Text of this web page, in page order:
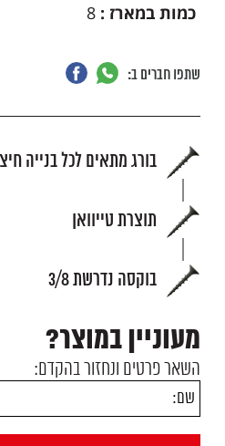
כמות במארז :
שתפו חברים ב:
בורג מתאים לכל בנייה
תוצרת טייוואן
בוקסה נדרשת 3/8
מעוניין במוצר?
השאר פרטים ונחזור בהקדם: